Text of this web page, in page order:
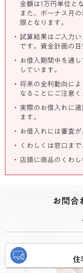
金額は1万円単位と
また、ボーナス月
限となります。
試算結果はご入力
です。資金計画の目
お借入期間中を通
しています。
将来の金利動向に
なることにご注意く
実際のお借入れに
ます。
お借入れには審査が
くわしくは窓口ま
店頭に商品のくわし
お問合
住